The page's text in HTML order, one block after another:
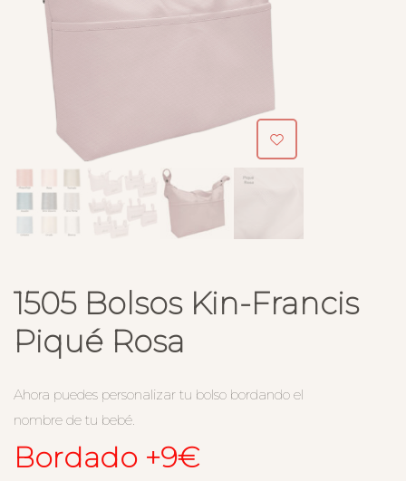
1505 Bolsos Kin-Francis
Piqué Rosa
Ahora puedes personalizar tu bolso bordando el
nombre de tu bebé.
Bordado +9€